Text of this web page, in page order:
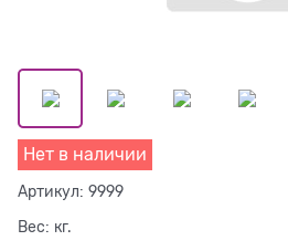
Нет в наличии
Артикул: 9999
Вес: кг.